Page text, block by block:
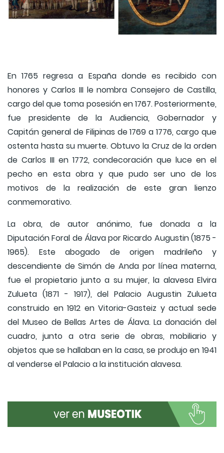
En 1765 regresa a España donde es recibido con
honores y Carlos III le nombra Consejero de Castilla,
cargo del que toma posesión en 1767. Posteriormente,
fue presidente de la Audiencia, Gobernador y
Capitán general de Filipinas de 1769 a 1776, cargo que
ostenta hasta su muerte. Obtuvo la Cruz de la orden
de Carlos III en 1772, condecoración que luce en el
pecho en esta obra y que pudo ser uno de los
motivos de la realización de este gran lienzo
conmemorativo.
La obra, de autor anónimo, fue donada a la
Diputación Foral de Álava por Ricardo Augustin (1875 -
1965). Este abogado de origen madrileño y
descendiente de Simón de Anda por línea materna,
fue el propietario junto a su mujer, la alavesa Elvira
Zulueta (1871 - 1917), del Palacio Augustin Zulueta
construido en 1912 en Vitoria-Gasteiz y actual sede
del Museo de Bellas Artes de Álava. La donación del
cuadro, junto a otra serie de obras, mobiliario y
objetos que se hallaban en la casa, se produjo en 1941
al venderse el Palacio a la institución alavesa.